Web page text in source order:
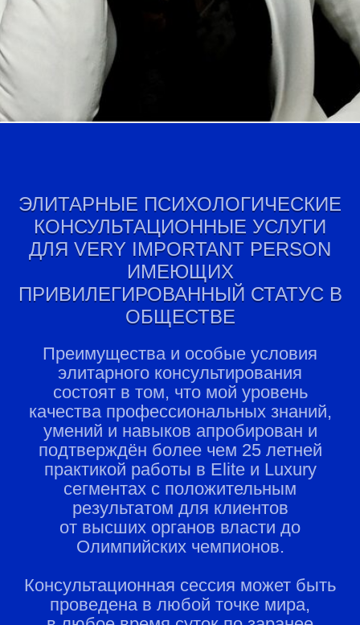
ЭЛИТАРНЫЕ ПСИХОЛОГИЧЕСКИЕ
КОНСУЛЬТАЦИОННЫЕ УСЛУГИ
ДЛЯ VERY IMPORTANT PERSON
ИМЕЮЩИХ
ПРИВИЛЕГИРОВАННЫЙ СТАТУС В
ОБЩЕСТВЕ
Преимущества и особые условия
элитарного консультирования
состоят в том, что мой уровень
качества профессиональных знаний,
умений и навыков апробирован и
подтверждён более чем 25 летней
практикой работы в Elite и Luxury
сегментах с положительным
результатом для клиентов
от высших органов власти до
Олимпийских чемпионов.
Консультационная сессия может быть
проведена в любой точке мира,